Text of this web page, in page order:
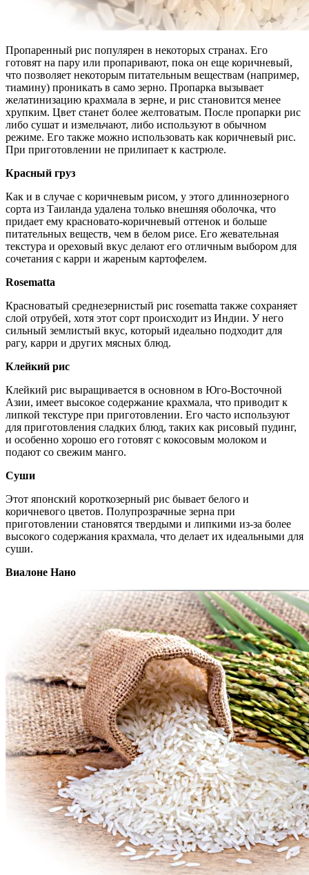
Пропаренный рис популярен в некоторых странах. Его
готовят на пару или пропаривают, пока он еще коричневый,
что позволяет некоторым питательным веществам (например,
тиамину) проникать в само зерно. Пропарка вызывает
желатинизацию крахмала в зерне, и рис становится менее
хрупким. Цвет станет более желтоватым. После пропарки рис
либо сушат и измельчают, либо используют в обычном
режиме. Его также можно использовать как коричневый рис.
При приготовлении не прилипает к кастрюле.
Красный груз
Как и в случае с коричневым рисом, у этого длиннозерного
сорта из Таиланда удалена только внешняя оболочка, что
придает ему красновато-коричневый оттенок и больше
питательных веществ, чем в белом рисе. Его жевательная
текстура и ореховый вкус делают его отличным выбором для
сочетания с карри и жареным картофелем.
Rosematta
Красноватый среднезернистый рис rosematta также сохраняет
слой отрубей, хотя этот сорт происходит из Индии. У него
сильный землистый вкус, который идеально подходит для
рагу, карри и других мясных блюд.
Клейкий рис
Клейкий рис выращивается в основном в Юго-Восточной
Азии, имеет высокое содержание крахмала, что приводит к
липкой текстуре при приготовлении. Его часто используют
для приготовления сладких блюд, таких как рисовый пудинг,
и особенно хорошо его готовят с кокосовым молоком и
подают со свежим манго.
Суши
Этот японский короткозерный рис бывает белого и
коричневого цветов. Полупрозрачные зерна при
приготовлении становятся твердыми и липкими из-за более
высокого содержания крахмала, что делает их идеальными для
суши.
Виалоне Нано